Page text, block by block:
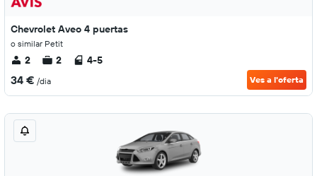
Chevrolet Aveo 4 puertas
o similar Petit
2 2 4-5
34 € /dia Ves a l'oferta